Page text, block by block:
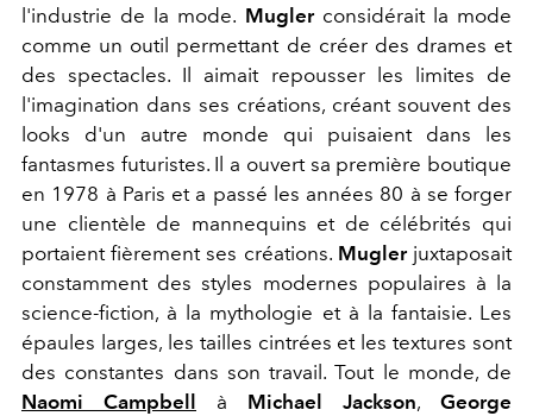
l'industrie de la mode. Muglerconsidérait la mode
comme un outil permettant de créer des drames et
des spectacles. Il aimait repousser les limites de
l'imagination dans ses créations, créant souvent des
looks d'un autre monde qui puisaient dans les
fantasmes futuristes. Il a ouvert sa première boutique
en 1978 à Paris et a passé les années 80 à se forger
une clientèle de mannequins et de célébrités qui
portaient fièrement ses créations. Muglerjuxtaposait
constamment des styles modernes populaires à la
science-fiction, à la mythologie et à la fantaisie. Les
épaules larges, les tailles cintrées et les textures sont
des constantes dans son travail. Tout le monde, de
Naomi Campbell
à Michael Jackson, George